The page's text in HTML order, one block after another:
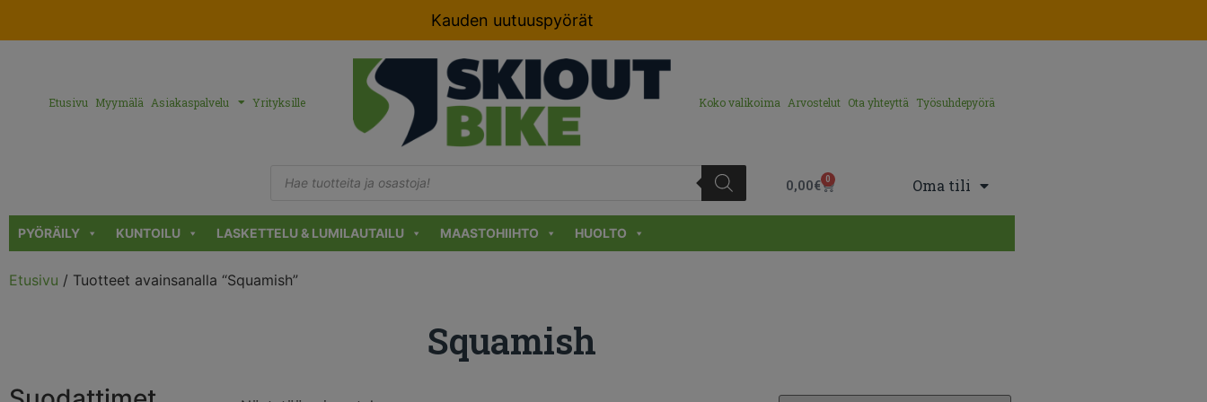
Kauden uutuuspyörät
Etusivu Myymälä Asiakaspalvelu Yrityksille Koko valikoima Arvostelut Ota yhteyttä Työsuhdepyörä
0,00€ 0 Oma tili
PYÖRÄILY KUNTOILU LASKETTELU & LUMILAUTAILU MAASTOHIIHTO HUOLTO
Etusivu / Tuotteet avainsanalla “Squamish”
Squamish